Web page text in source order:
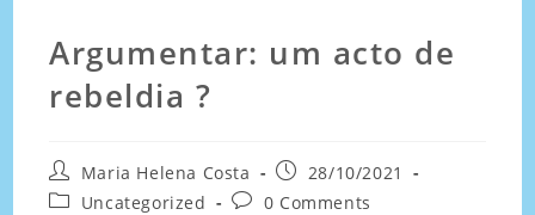
Argumentar: um acto de
rebeldia ?
Maria Helena Costa
28/10/2021
Uncategorized
0 Comments